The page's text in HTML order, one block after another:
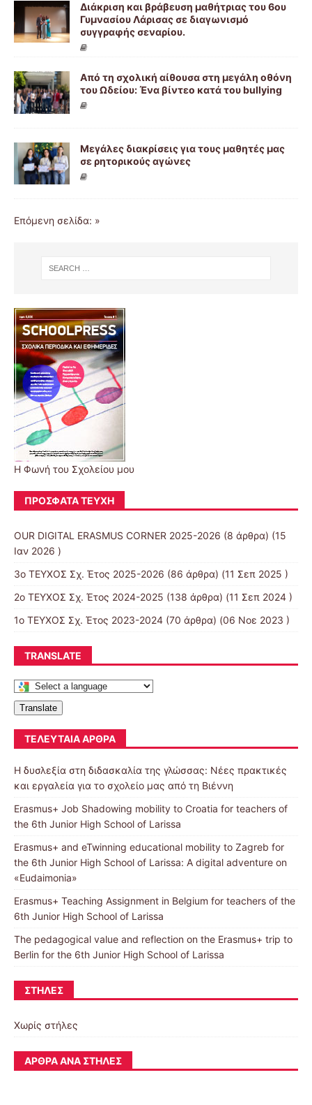
Διάκριση και βράβευση μαθήτριας του 6ου
Γυμνασίου Λάρισας σε διαγωνισμό
συγγραφής σεναρίου.
Από τη σχολική αίθουσα στη μεγάλη οθόνη
του Ωδείου: Ένα βίντεο κατά του bullying
Μεγάλες διακρίσεις για τους μαθητές μας
σε ρητορικούς αγώνες
Επόμενη σελίδα: »
Η Φωνή του Σχολείου μου
ΠΡΌΣΦΑΤΑ ΤΕΎΧΗ
OUR DIGITAL ERASMUS CORNER 2025-2026 (8 άρθρα) (15
Ιαν 2026 )
3ο ΤΕΥΧΟΣ Σχ. Έτος 2025-2026 (86 άρθρα) (11 Σεπ 2025 )
2ο ΤΕΥΧΟΣ Σχ. Έτος 2024-2025 (138 άρθρα) (11 Σεπ 2024 )
1ο ΤΕΥΧΟΣ Σχ. Έτος 2023-2024 (70 άρθρα) (06 Νοε 2023 )
TRANSLATE
Translate
ΤΕΛΕΥΤΑΊΑ ΆΡΘΡΑ
Η δυσλεξία στη διδασκαλία της γλώσσας: Νέες πρακτικές
και εργαλεία για το σχολείο μας από τη Βιέννη
Erasmus+ Job Shadowing mobility to Croatia for teachers of
the 6th Junior High School of Larissa
Erasmus+ and eTwinning educational mobility to Zagreb for
the 6th Junior High School of Larissa: A digital adventure on
«Eudaimonia»
Erasmus+ Teaching Assignment in Belgium for teachers of the
6th Junior High School of Larissa
The pedagogical value and reflection on the Erasmus+ trip to
Berlin for the 6th Junior High School of Larissa
ΣΤΉΛΕΣ
Χωρίς στήλες
ΆΡΘΡΑ ΑΝΆ ΣΤΉΛΕΣ